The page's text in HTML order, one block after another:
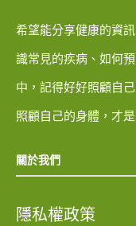
希望能分享健康的資
識常見的疾病、如何
中，記得好好照顧自
照顧自己的身體，才
關於我們
隱私權政策